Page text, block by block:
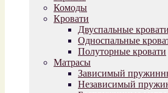
Комоды
Кровати
Двуспальные кровати
Односпальные
Полуторные кровати
Матрасы
Зависимый
Независимый